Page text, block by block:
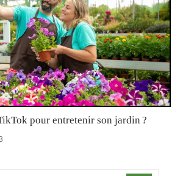
pour entretenir son jardin ?